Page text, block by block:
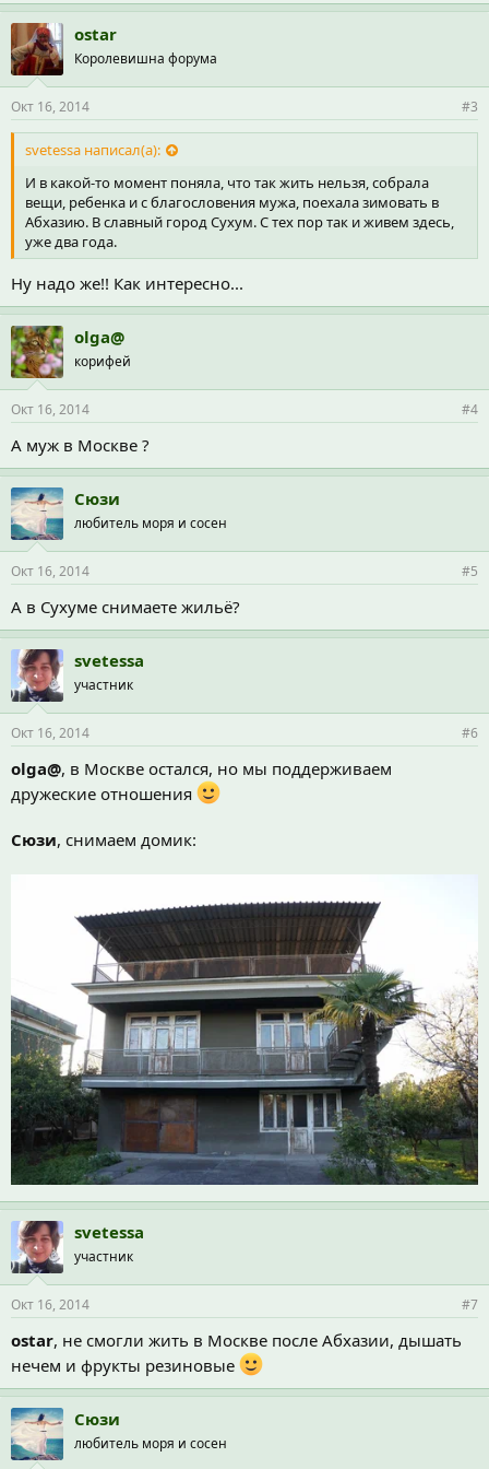
ostar
Королевишна форума
Окт 16, 2014 #3
svetessa написал(а):
И в какой-то момент поняла, что так жить нельзя, собрала
вещи, ребенка и с благословения мужа, поехала зимовать в
Абхазию. В славный город Сухум. С тех пор так и живем здесь,
уже два года.
Ну надо же!! Как интересно...
olga@
корифей
Окт 16, 2014 #4
А муж в Москве ?
Сюзи
любитель моря и сосен
Окт 16, 2014 #5
А в Сухуме снимаете жильё?
svetessa
участник
Окт 16, 2014 #6
olga@, в Москве остался, но мы поддерживаем
дружеские отношения
Сюзи, снимаем домик:
svetessa
участник
Окт 16, 2014 #7
ostar, не смогли жить в Москве после Абхазии, дышать
нечем и фрукты резиновые
Сюзи
любитель моря и сосен